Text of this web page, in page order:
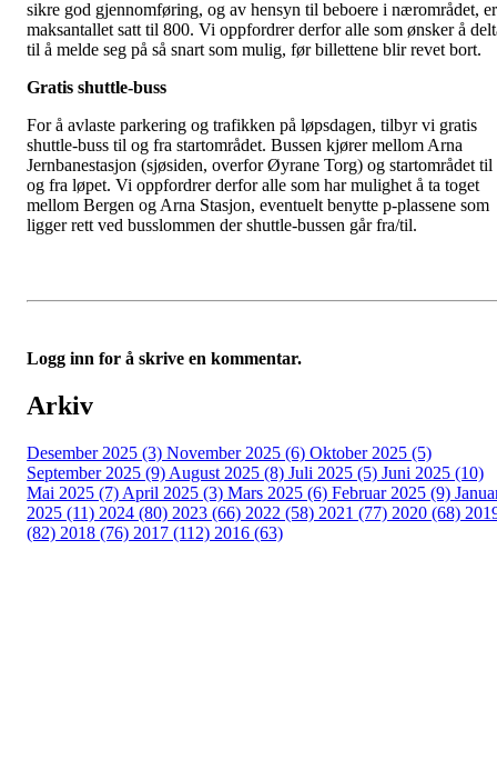
sikre god gjennomføring, og av hensyn til beboere i nærområdet, er
maksantallet satt til 800. Vi oppfordrer derfor alle som ønsker å
til å melde seg på så snart som mulig, før billettene blir revet bort.
Gratis shuttle-buss
For å avlaste parkering og trafikken på løpsdagen, tilbyr vi gratis
shuttle-buss til og fra startområdet. Bussen kjører mellom Arna
Jernbanestasjon (sjøsiden, overfor Øyrane Torg) og startområdet til
og fra løpet. Vi oppfordrer derfor alle som har mulighet å ta toget
mellom Bergen og Arna Stasjon, eventuelt benytte p-plassene som
ligger rett ved busslommen der shuttle-bussen går fra/til.
Logg inn for å skrive en kommentar.
Arkiv
Desember 2025 (3) November 2025 (6) Oktober 2025 (5)
September 2025 (9) August 2025 (8) Juli 2025 (5) Juni 2025 (10)
Mai 2025 (7) April 2025 (3) Mars 2025 (6) Februar 2025 (9)
2025 (11) 2024 (80) 2023 (66) 2022 (58) 2021 (77) 2020 (68)
(82) 2018 (76) 2017 (112) 2016 (63)